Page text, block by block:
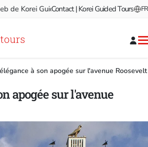
Korei Guided Tours! Bienvenue sur
Contact | Korei Guided Tours FR
à son apogée sur l'avenue Roosevelt
apogée sur l'avenue